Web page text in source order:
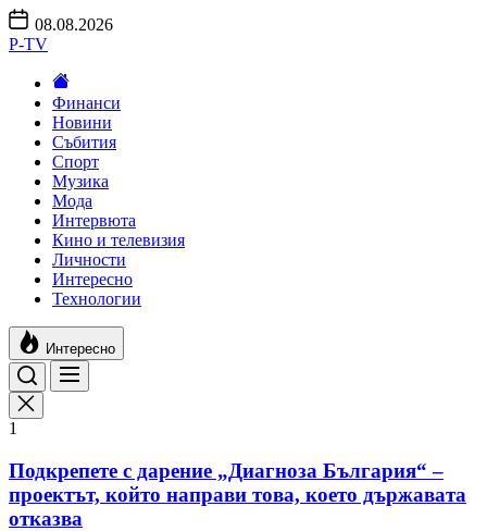
Skip
to
the
content
08.08.2026
P-TV
Финанси
Новини
Събития
Спорт
Музика
Мода
Интервюта
Кино и телевизия
Личности
Интересно
Технологии
Интересно
1
Подкрепете с дарение „Диагноза България“ –
проектът, който направи това, което държавата
отказва